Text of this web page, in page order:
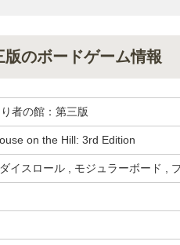
のボードゲーム情報
者の館：第三版
on the Hill: 3rd Edition
イスロール , モジュラーボード ,